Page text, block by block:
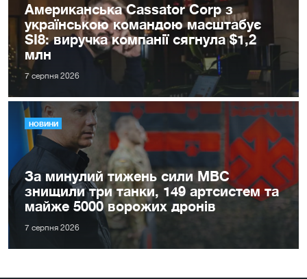
Американська Cassator Corp з
українською командою масштабує
SI8: виручка компанії сягнула $1,2
млн
7 серпня 2026
НОВИНИ
За минулий тижень сили МВС
знищили три танки, 149 артсистем та
майже 5000 ворожих дронів
7 серпня 2026